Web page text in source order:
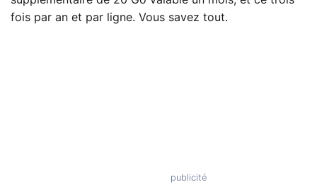
fois par an et par ligne. Vous savez tout.